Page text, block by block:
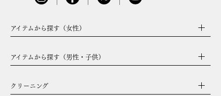
アイテムから探す（女性）
アイテムから探す（男性・子供）
クリーニング